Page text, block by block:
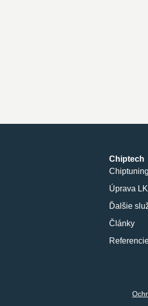
Chiptech
Úprava
Ďalšie
Články